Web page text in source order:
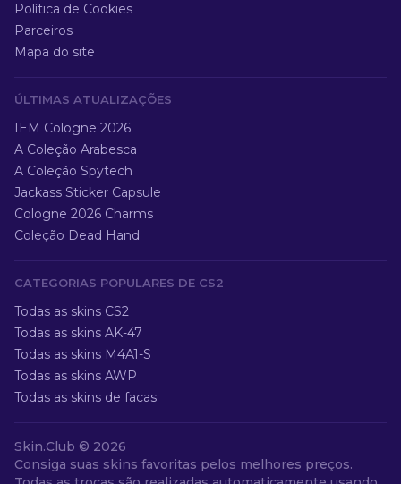
Política de Cookies
Parceiros
Mapa do site
ÚLTIMAS ATUALIZAÇÕES
IEM Cologne 2026
A Coleção Arabesca
A Coleção Spytech
Jackass Sticker Capsule
Cologne 2026 Charms
Coleção Dead Hand
CATEGORIAS POPULARES DE CS2
Todas as skins CS2
Todas as skins AK-47
Todas as skins M4A1-S
Todas as skins AWP
Todas as skins de facas
Skin.Club © 2026
Consiga suas skins favoritas pelos melhores preços.